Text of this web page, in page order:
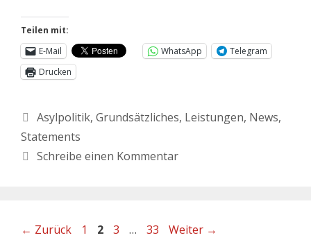
Teilen mit:
E-Mail
WhatsApp
Telegram
Drucken
Asylpolitik, Grundsätzliches, Leistungen, News,
Statements
Schreibe einen Kommentar
← Zurück 1 2 3 … 33 Weiter →